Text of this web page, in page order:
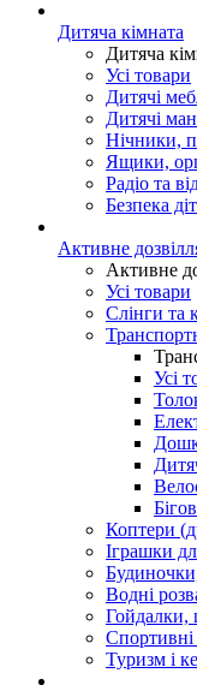
Дитяча кімната
Дитяча
Усі товари
Дитячі
Дитячі
Нічники,
Ящики,
Радіо та
Безпека
Активне
Активне
Усі товари
Слінги та
Усі
Коптери
Іграшки
Водні
Гойдалки,
Спортивні
Туризм і